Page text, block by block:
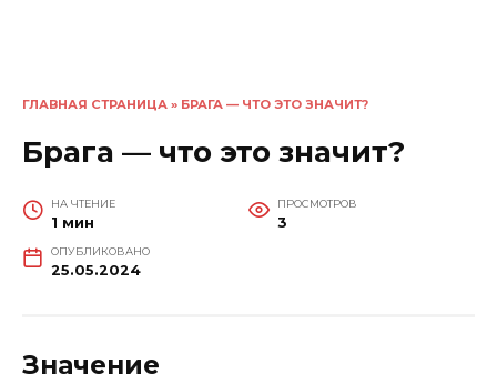
ГЛАВНАЯ СТРАНИЦА » БРАГА — ЧТО ЭТО ЗНАЧИТ?
Брага — что это значит?
НА ЧТЕНИЕ
1 мин
ПРОСМОТРОВ
3
ОПУБЛИКОВАНО
25.05.2024
Значение